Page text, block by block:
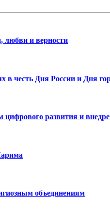
любви и верности
в честь Дня России и Дня
цифрового развития и
объединениям